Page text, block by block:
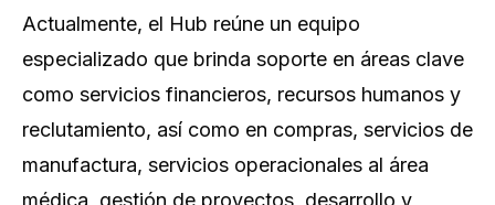
Actualmente, el Hub reúne un equipo
especializado que brinda soporte en áreas clave
como servicios financieros, recursos humanos y
reclutamiento, así como en compras, servicios de
manufactura, servicios operacionales al área
médica, gestión de proyectos, desarrollo y